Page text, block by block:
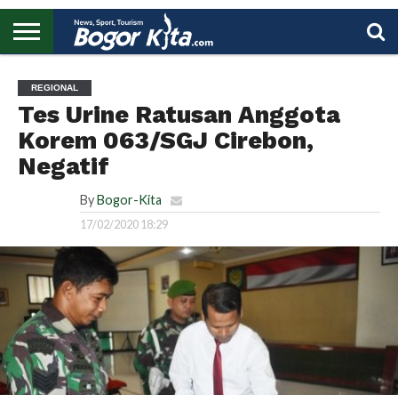
UTAMA
REGIONAL
Tes Urine Ratusan Anggota
Korem 063/SGJ Cirebon,
Negatif
By Bogor-Kita
17/02/2020 18:29